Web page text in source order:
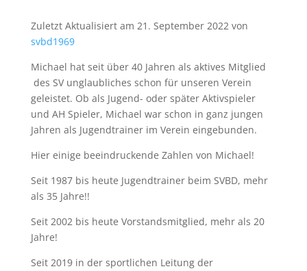
Zuletzt Aktualisiert am 21. September 2022 von
svbd1969
Michael hat seit über 40 Jahren als aktives Mitglied
des SV unglaubliches schon für unseren Verein
geleistet. Ob als Jugend- oder später Aktivspieler
und AH Spieler, Michael war schon in ganz jungen
Jahren als Jugendtrainer im Verein eingebunden.
Hier einige beeindruckende Zahlen von Michael!
Seit 1987 bis heute Jugendtrainer beim SVBD, mehr
als 35 Jahre!!
Seit 2002 bis heute Vorstandsmitglied, mehr als 20
Jahre!
Seit 2019 in der sportlichen Leitung der